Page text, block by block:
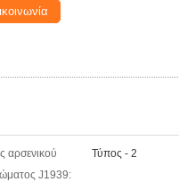
αρσενικού
J1939:
Τύπος - 2